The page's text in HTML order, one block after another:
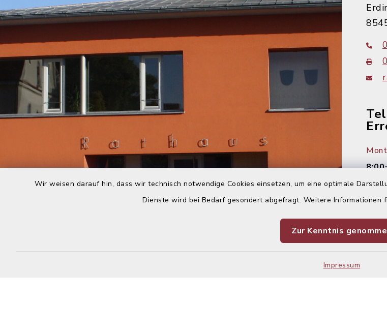
Wir weisen darauf hin, dass wir technisch notwendige Cookies einsetzen, um eine optimale
Dienste wird bei Bedarf gesondert abgefragt. Weitere Informationen
Zur Kenntnis
Impressum